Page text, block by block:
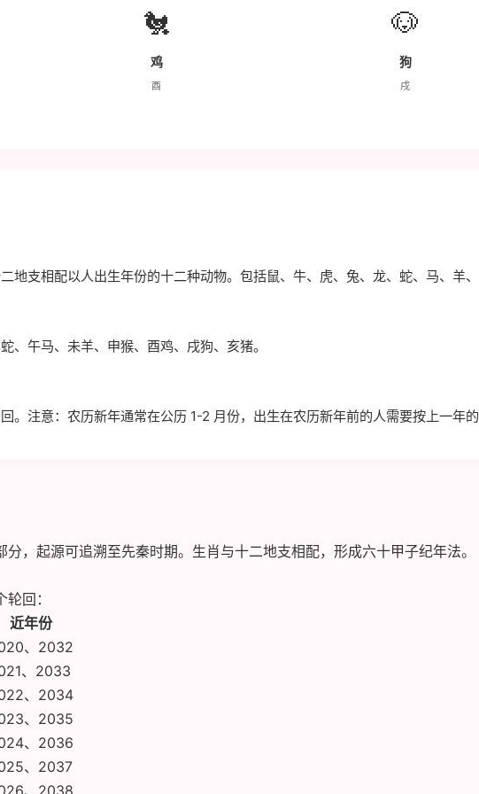
🐔
鸡
酉
🐶
狗
戌
地支相配以人出生年份的十二种动物。包括鼠、牛、虎、兔、龙、蛇、马、羊、
、午马、未羊、申猴、酉鸡、戌狗、亥猪。
。注意：农历新年通常在公历 1-2 月份，出生在农历新年前的人需要按上一年的
，起源可追溯至先秦时期。生肖与十二地支相配，形成六十甲子纪年法。
回：
近年份
、2032
、2033
、2034
、2035
、2036
、2037
、2038